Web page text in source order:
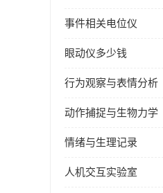
事件相关电位仪
眼动仪多少钱
行为观察与表情分析
动作捕捉与生物力学
情绪与生理记录
人机交互实验室